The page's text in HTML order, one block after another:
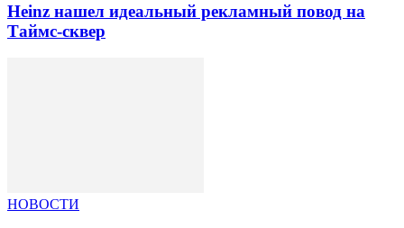
Heinz нашел идеальный рекламный повод на
Таймс-сквер
НОВОСТИ